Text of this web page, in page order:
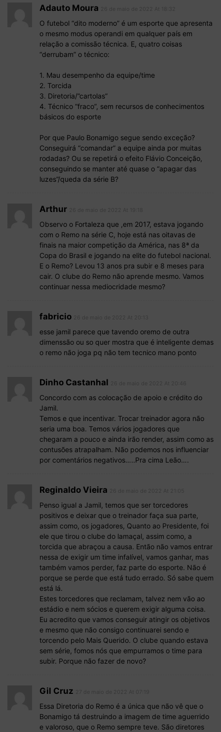
Adauto Moura
O futebol “dito moderno” é um esporte que apresenta
o mesmo modus operandi em qualquer país em
relação a comissão técnica. E, quatro coisas
“derrubam” o técnico:
1. Mau desempenho da equipe/time
2. Torcida
3. Diretoria/”cartolas”
4. Técnico “fraco”, sem recursos de conhecimentos
básicos do esporte
Por que Paulo Bonamigo segue sendo exceção?
Conseguirá “comandar” a equipe ainda por muitas
rodadas? Ou se repetirá o efeito Flávio Conceição,
conseguindo se manter até quase o “apagar das
luzes”/queda da série B?
Arthur
Observo o Fortaleza que ,em 2017, estava jogando
com o Remo na série C, hoje está nas oitavas de
finais na maior competição da América, nas 8ª da
Copa do Brasil e jogando na elite do futebol nacional.
E o Remo? Levou 13 anos pra subir e 8 meses para
cair. O clube do Remo não aprende mesmo. Vamos
continuar nessa mediocridade mesmo?
fabricio
esse jamil parece que tavendo oremo de outra
dimenssão ou so quer mostra que é inteligente demas
o remo não joga pq não tem tecnico mano ponto
Dinho Castanhal
Concordo com as colocação de apoio e crédito do
Jamil.
Temos e que incentivar. Trocar treinador agora não
seria uma boa. Temos vários jogadores que
chegaram a pouco e ainda irão render, assim como as
contusões atrapalham. Não podemos nos influenciar
por comentários negativos…..Pra cima Leão….
Reginaldo Vieira
Penso igual a Jamil, temos que ser torcedores
positivos e deixar que o treinador faça sua parte,
assim como, os jogadores, Quanto ao Presidente, foi
ele que tirou o clube do lamaçal, assim como, a
torcida que abraçou a causa. Então não vamos entrar
nessa de exigir um time infalível, vamos ganhar, mas
também vamos perder, faz parte do esporte. Não é
porque se perde que está tudo errado. Só sabe quem
está lá.
Estes torcedores que reclamam, talvez nem vão ao
estádio e nem sócios e querem exigir alguma coisa.
Eu acredito que vamos conseguir atingir os objetivos
e mesmo que não consigo continuarei sendo e
torcendo pelo Mais Querido. O clube quando estava
sem série, fomos nós que empurramos o time para
subir. Porque não fazer de novo?
Gil Cruz
Essa Diretoria do Remo é a única que não vê que o
Bonamigo tá destruindo a imagem de time aguerrido
e valoroso, que o Remo sempre teve. São diretores